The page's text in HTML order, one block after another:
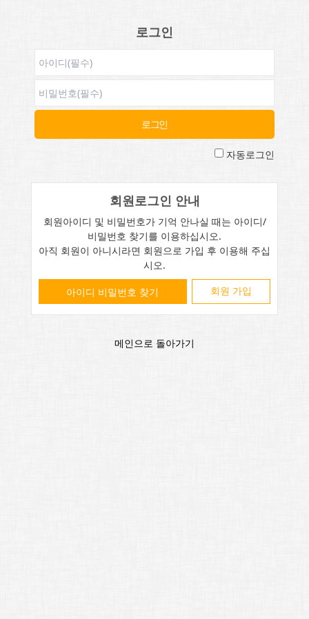
로그인
자동로그인
회원로그인 안내
회원아이디 및 비밀번호가 기억 안나실 때는 아이디/
비밀번호 찾기를 이용하십시오.
아직 회원이 아니시라면 회원으로 가입 후 이용해 주십
시오.
아이디 비밀번호 찾기 회원 가입
메인으로 돌아가기